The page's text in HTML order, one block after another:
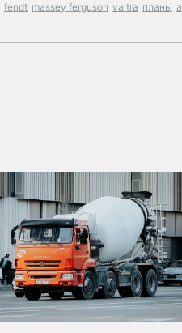
fendt massey ferguson valtra планы